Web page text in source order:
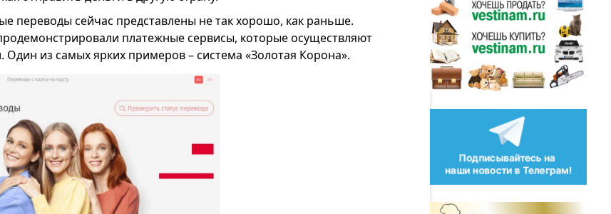
переводы сейчас представлены не так хорошо, как раньше.
платежные сервисы, которые осуществляют
Один из самых ярких примеров – система «Золотая Корона».